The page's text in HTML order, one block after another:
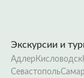
Экскурсии и
Адлер Кисловодск
Севастополь